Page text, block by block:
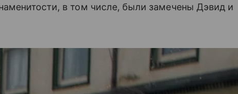
в том числе, были замечены Дэвид и